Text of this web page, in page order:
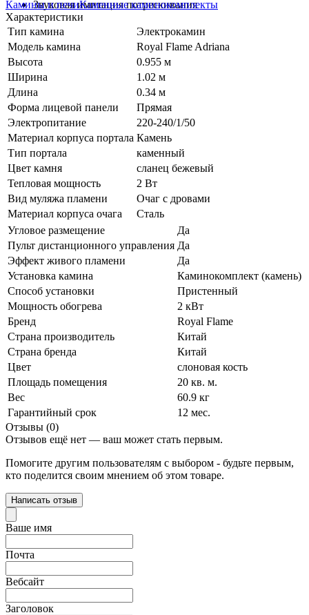
Звуковая имитация потрескивания
Камины и печиКаменные каминокомплекты
Характеристики
Тип камина
Электрокамин
Модель камина
Royal Flame Adriana
Высота
0.955 м
Ширина
1.02 м
Длина
0.34 м
Форма лицевой панели
Прямая
Электропитание
220-240/1/50
Материал корпуса портала Камень
Тип портала
каменный
Цвет камня
сланец бежевый
Тепловая мощность
2 Вт
Вид муляжа пламени
Очаг с дровами
Материал корпуса очага
Сталь
Угловое размещение
Да
Пульт дистанционного управления Да
Эффект живого пламени
Да
Установка камина
Каминокомплект (камень)
Способ установки
Пристенный
Мощность обогрева
2 кВт
Бренд
Royal Flame
Страна производитель
Китай
Страна бренда
Китай
Цвет
слоновая кость
Площадь помещения
20 кв. м.
Вес
60.9 кг
Гарантийный срок
12 мес.
Отзывы (0)
Отзывов ещё нет — ваш может стать первым.
Помогите другим пользователям с выбором - будьте первым,
кто поделится своим мнением об этом товаре.
Написать отзыв
Ваше имя
Почта
Вебсайт
Заголовок